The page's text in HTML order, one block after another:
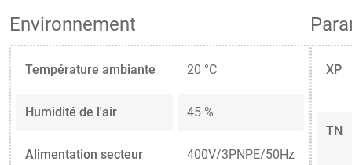
Environnement
Température ambiante 20 °C
Humidité de l'air 45 %
Alimentation secteur 400V/3PNPE/50Hz
XP
TN